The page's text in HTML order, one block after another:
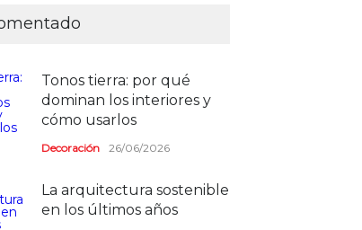
Tonos tierra: por qué
dominan los interiores y
cómo usarlos
Decoración 26/06/2026
La arquitectura sostenible
en los últimos años